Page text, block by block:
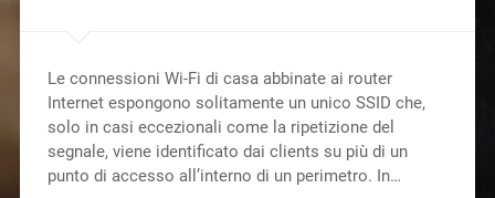
Le connessioni Wi-Fi di casa abbinate ai router
Internet espongono solitamente un unico SSID che,
solo in casi eccezionali come la ripetizione del
segnale, viene identificato dai clients su più di un
punto di accesso all’interno di un perimetro. In…